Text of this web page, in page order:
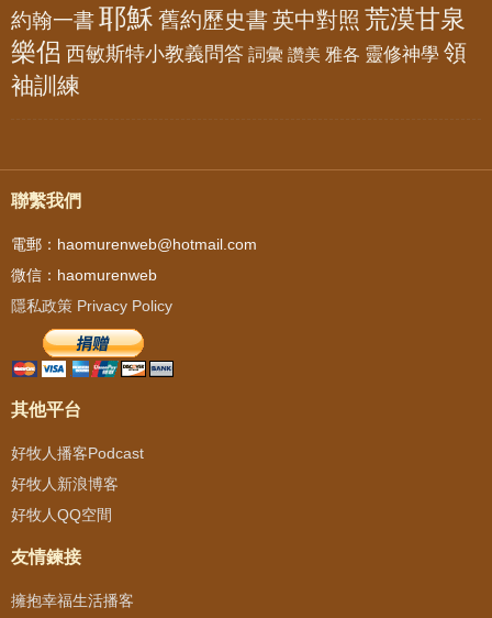
約翰一書耶穌 舊約歷史書 英中對照 荒漠甘泉
樂侶 西敏斯特小教義問答 詞彙 讚美 雅各 靈修神學 領
袖訓練
聯繫我們
電郵：haomurenweb@hotmail.com
微信：haomurenweb
隱私政策 Privacy Policy
其他平台
好牧人播客Podcast
好牧人新浪博客
好牧人QQ空間
友情鍊接
擁抱幸福生活播客